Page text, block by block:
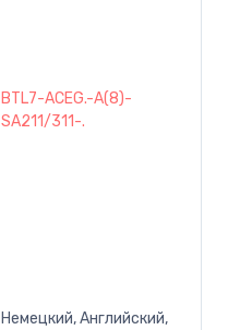
BTL7-ACEG.-A(8)-
SA211/311-.
Немецкий, Английский,